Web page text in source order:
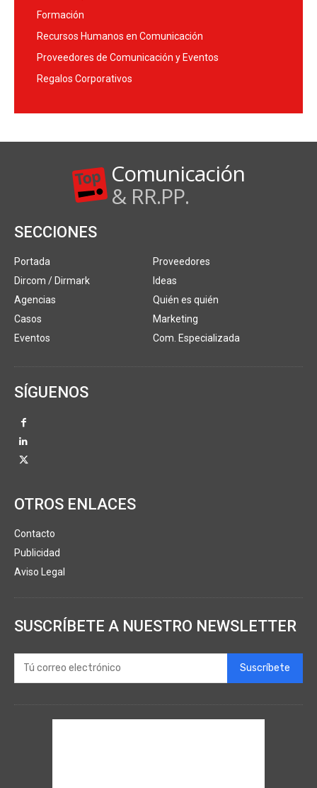
Formación
Recursos Humanos en Comunicación
Proveedores de Comunicación y Eventos
Regalos Corporativos
Comunicación
& RR.PP.
SECCIONES
Portada
Dircom / Dirmark
Agencias
Casos
Eventos
Proveedores
Ideas
Quién es quién
Marketing
Com. Especializada
SÍGUENOS
OTROS ENLACES
Contacto
Publicidad
Aviso Legal
SUSCRÍBETE A NUESTRO NEWSLETTER
Suscríbete